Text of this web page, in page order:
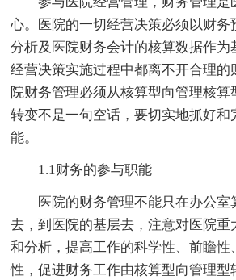
心。医院的一切经营决策必须以财务
分析及医院财务会计的核算数据作为
经营决策实施过程中都离不开合理的
院财务管理必须从核算型向管理核算
转变不是一句空话，要切实地抓好和
能。
1.1财务的参与职能
医院的财务管理不能只在办公室
去，到医院的基层去，注意对医院重
和分析，提高工作的科学性、前瞻性
性，促进财务工作由核算型向管理型